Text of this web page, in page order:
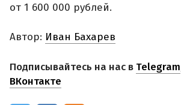
от 1 600 000 рублей.
Автор: Иван Бахарев
Подписывайтесь на нас в Telegram
ВКонтакте